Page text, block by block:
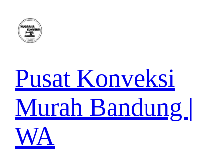
konten
Pusat Konveksi
Murah Bandung |
WA